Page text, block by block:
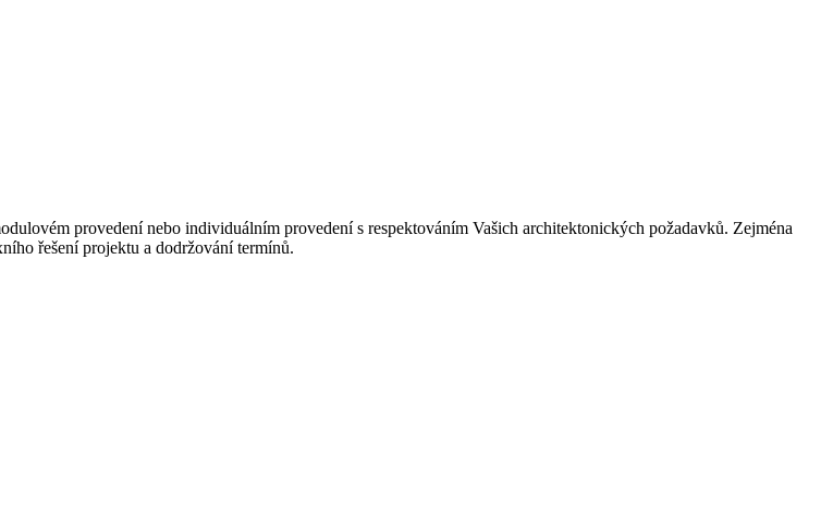
provedení nebo individuálním provedení s respektováním Vašich architektonických požadavků. Zejména
řešení projektu a dodržování termínů.